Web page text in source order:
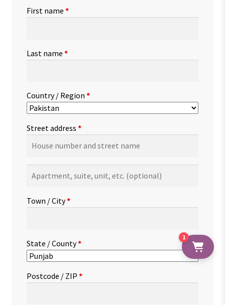
First name *
Last name *
Country / Region *
Street address *
suite,
etc.(optional)
Town / City*
State / County*
Postcode / ZIP *
1